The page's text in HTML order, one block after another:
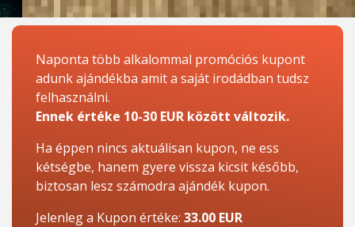
Naponta több alkalommal promóciós kupont
adunk ajándékba amit a saját irodádban tudsz
felhasználni.
Ennek értéke 10-30 EUR között változik.
Ha éppen nincs aktuálisan kupon, ne ess
kétségbe, hanem gyere vissza kicsit később,
biztosan lesz számodra ajándék kupon.
Jelenleg a Kupon értéke: 33.00 EUR